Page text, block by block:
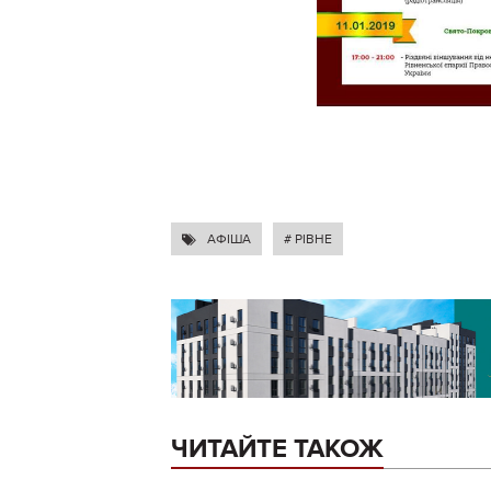
АФІША # РІВНЕ
ЧИТАЙТЕ ТАКОЖ